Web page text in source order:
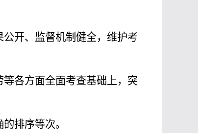
开、监督机制健全，维护考
等各方面全面考查基础上，突
排序等次。